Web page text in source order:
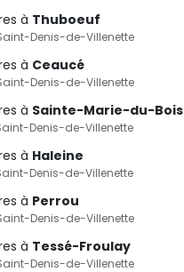
à Thuboeuf
Denis-de-Villenette
à Ceaucé
Denis-de-Villenette
à Sainte-Marie-du-Bois
Denis-de-Villenette
à Haleine
Denis-de-Villenette
à Perrou
Denis-de-Villenette
à Tessé-Froulay
Denis-de-Villenette